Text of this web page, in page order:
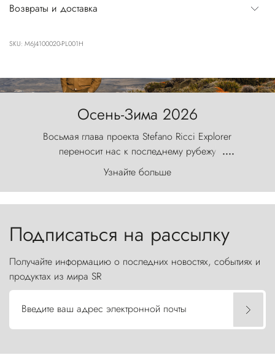
Возвраты и доставка
SKU: M6J4100020-PL001H
Осень-Зима 2026
Восьмая глава проекта Stefano Ricci Explorer
переносит нас к последнему рубежу
первозданного мира, где ветер с
первобытной яростью ваяет ландшафт, а пики
Торрес-дель-Пайне, словно каменные стражи,
....
Узнайте больше
Подписаться на рассылку
Получайте информацию о последних новостях, событиях и
продуктах из мира SR
Введите ваш адрес электронной почты